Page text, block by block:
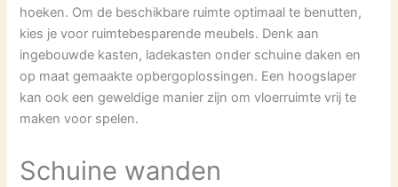
hoeken. Om de beschikbare ruimte optimaal te benutten,
kies je voor ruimtebesparende meubels. Denk aan
ingebouwde kasten, ladekasten onder schuine daken en
op maat gemaakte opbergoplossingen. Een hoogslaper
kan ook een geweldige manier zijn om vloerruimte vrij te
maken voor spelen.
Schuine wanden